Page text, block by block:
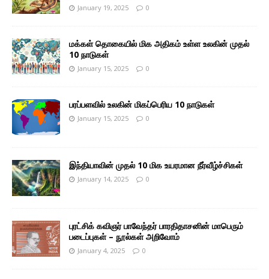
January 19, 2025 0
மக்கள் தொகையில் மிக அதிகம் உள்ள உலகின் முதல்
10 நாடுகள்
January 15, 2025 0
பரப்பளவில் உலகின் மிகப்பெரிய 10 நாடுகள்
January 15, 2025 0
இந்தியாவின் முதல் 10 மிக உயரமான நீர்வீழ்ச்சிகள்
January 14, 2025 0
புரட்சிக் கவிஞர் பாவேந்தர் பாரதிதாசனின் மாபெரும்
படைப்புகள் – நூல்கள் அறிவோம்
January 4, 2025 0